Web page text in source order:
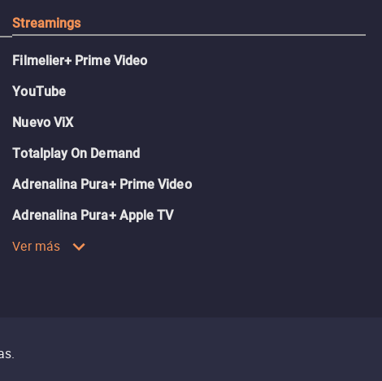
Streamings
Filmelier+ Prime Video
YouTube
Nuevo ViX
Totalplay On Demand
Adrenalina Pura+ Prime Video
Adrenalina Pura+ Apple TV
Ver más